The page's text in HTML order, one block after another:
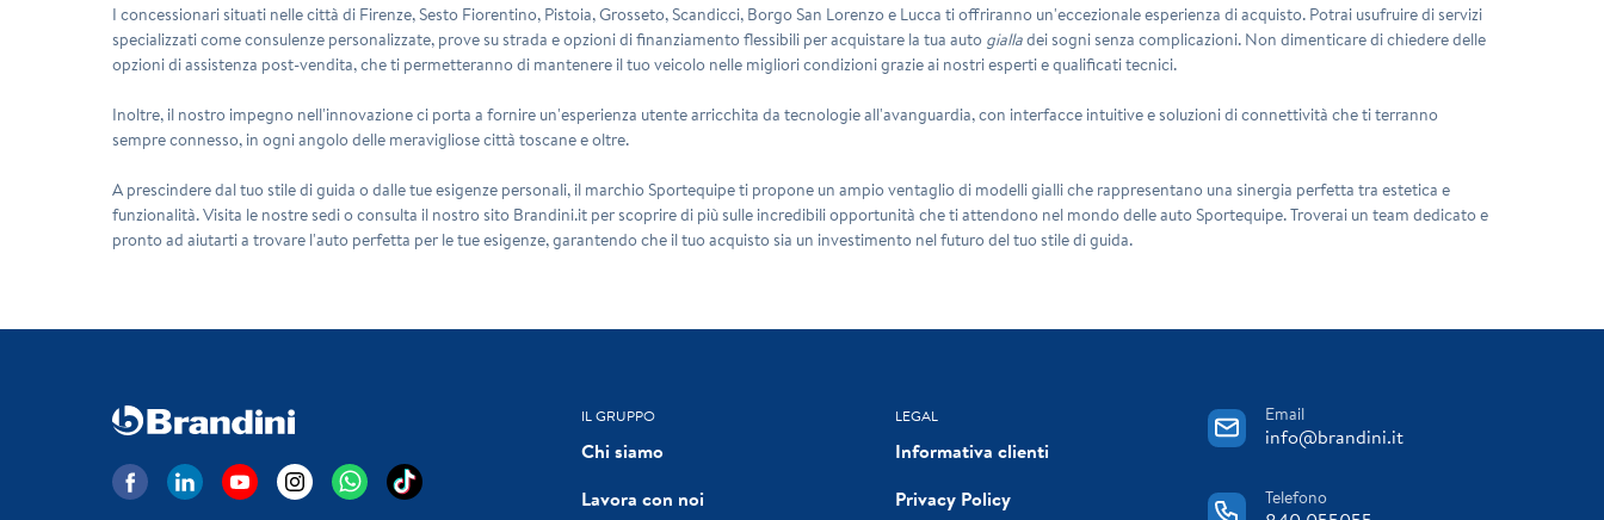
I concessionari situati nelle città di Firenze, Sesto Fiorentino, Pistoia, Grosseto, Scandicci, Borgo San Lorenzo e Lucca ti offriranno un'eccezionale esperienza di acquisto. Potrai usufruire di servizi
specializzati come consulenze personalizzate, prove su strada e opzioni di finanziamento flessibili per acquistare la tua auto gialladei sogni senza complicazioni. Non dimenticare di chiedere delle
opzioni di assistenza post-vendita, che ti permetteranno di mantenere il tuo veicolo nelle migliori condizioni grazie ai nostri esperti e qualificati tecnici.
Inoltre, il nostro impegno nell'innovazione ci porta a fornire un'esperienza utente arricchita da tecnologie all'avanguardia, con interfacce intuitive e soluzioni di connettività che ti terranno
sempre connesso, in ogni angolo delle meravigliose città toscane e oltre.
A prescindere dal tuo stile di guida o dalle tue esigenze personali, il marchioSportequipeti propone un ampio ventaglio di modelli gialli che rappresentano una sinergia perfetta tra estetica e
funzionalità. Visita le nostre sedi o consulta il nostro sito Brandini.it per scoprire di più sulle incredibili opportunità che ti attendono nel mondo delle autoSportequipe. Troverai un team dedicato e
pronto ad aiutarti a trovare l'auto perfetta per le tue esigenze, garantendo che il tuo acquisto sia un investimento nel futuro del tuo stile di guida.
IL GRUPPO
Chi siamo
Lavora con noi
LEGAL
Informativa clienti
Privacy Policy
Email
info@brandini.it
Telefono